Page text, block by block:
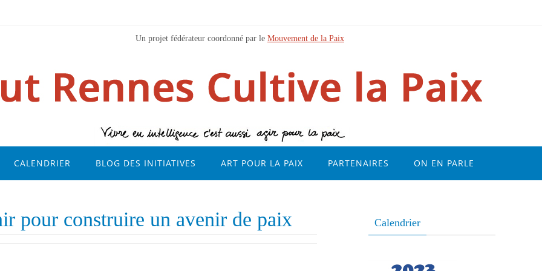
Un projet fédérateur coordonné par le Mouvement de la Paix
CALENDRIER BLOG DES INITIATIVES ART POUR LA PAIX PARTENAIRES ON EN PARLE
pour construire un avenir de paix Calendrier